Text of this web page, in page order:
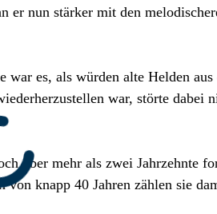
er nun stärker mit den
es, als würden alte Helden aus
war, störte dabei
über mehr als zwei Jahrzehnte
knapp 40 Jahren zählen sie